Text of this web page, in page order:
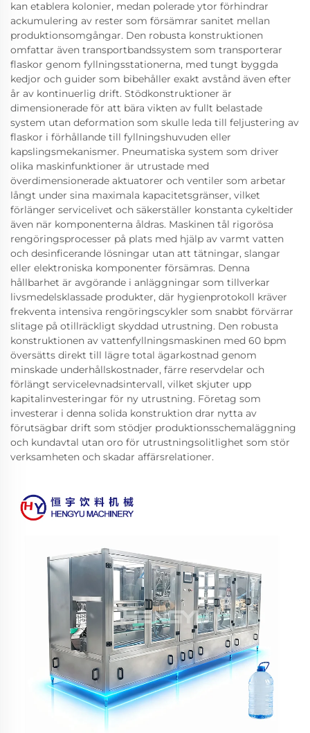
kan etablera kolonier, medan polerade ytor förhindrar
ackumulering av rester som försämrar sanitet mellan
produktionsomgångar. Den robusta konstruktionen
omfattar även transportbandssystem som transporterar
flaskor genom fyllningsstationerna, med tungt byggda
kedjor och guider som bibehåller exakt avstånd även efter
år av kontinuerlig drift. Stödkonstruktioner är
dimensionerade för att bära vikten av fullt belastade
system utan deformation som skulle leda till feljustering av
flaskor i förhållande till fyllningshuvuden eller
kapslingsmekanismer. Pneumatiska system som driver
olika maskinfunktioner är utrustade med
överdimensionerade aktuatorer och ventiler som arbetar
långt under sina maximala kapacitetsgränser, vilket
förlänger servicelivet och säkerställer konstanta cykeltider
även när komponenterna åldras. Maskinen tål rigorösa
rengöringsprocesser på plats med hjälp av varmt vatten
och desinficerande lösningar utan att tätningar, slangar
eller elektroniska komponenter försämras. Denna
hållbarhet är avgörande i anläggningar som tillverkar
livsmedelsklassade produkter, där hygienprotokoll kräver
frekventa intensiva rengöringscykler som snabbt förvärrar
slitage på otillräckligt skyddad utrustning. Den robusta
konstruktionen av vattenfyllningsmaskinen med 60 bpm
översätts direkt till lägre total ägarkostnad genom
minskade underhållskostnader, färre reservdelar och
förlängt servicelevnadsintervall, vilket skjuter upp
kapitalinvesteringar för ny utrustning. Företag som
investerar i denna solida konstruktion drar nytta av
förutsägbar drift som stödjer produktionsschemaläggning
och kundavtal utan oro för utrustningsolitlighet som stör
verksamheten och skadar affärsrelationer.